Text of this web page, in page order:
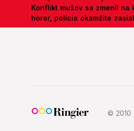
Konflikt mužov sa zmenil na
horor, polícia okamžite
© 2010